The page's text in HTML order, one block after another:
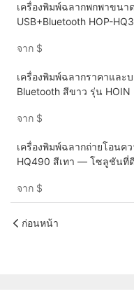
เครื่องพิมพ์ฉลากพกพาขนา
USB+Bluetooth HOP-
จาก $
เครื่องพิมพ์ฉลากราคาและ
Bluetooth สีขาว รุ่น HOIN
จาก $
เครื่องพิมพ์ฉลากถ่ายโอนค
HQ490 สีเทา — โซลูชันที่
จาก $
ก่อนหน้า